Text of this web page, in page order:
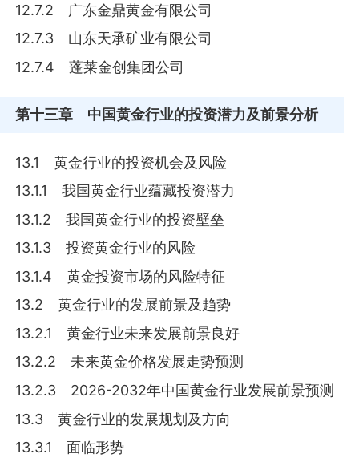
12.7.2 广东金鼎黄金有限公司
12.7.3 山东天承矿业有限公司
12.7.4 蓬莱金创集团公司
第十三章 中国黄金行业的投资潜力及前景分析
13.1 黄金行业的投资机会及风险
13.1.1 我国黄金行业蕴藏投资潜力
13.1.2 我国黄金行业的投资壁垒
13.1.3 投资黄金行业的风险
13.1.4 黄金投资市场的风险特征
13.2 黄金行业的发展前景及趋势
13.2.1 黄金行业未来发展前景良好
13.2.2 未来黄金价格发展走势预测
13.2.3 2026-2032年中国黄金行业发展前景预测
13.3 黄金行业的发展规划及方向
13.3.1 面临形势